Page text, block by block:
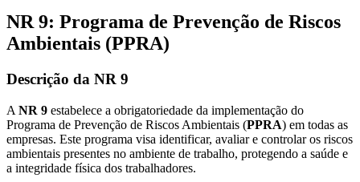
NR 9: Programa de Prevenção de Riscos
Ambientais (PPRA)
Descrição da NR 9
A NR 9 estabelece a obrigatoriedade da implementação do
Programa de Prevenção de Riscos Ambientais (PPRA) em todas as
empresas. Este programa visa identificar, avaliar e controlar os riscos
ambientais presentes no ambiente de trabalho, protegendo a saúde e
a integridade física dos trabalhadores.